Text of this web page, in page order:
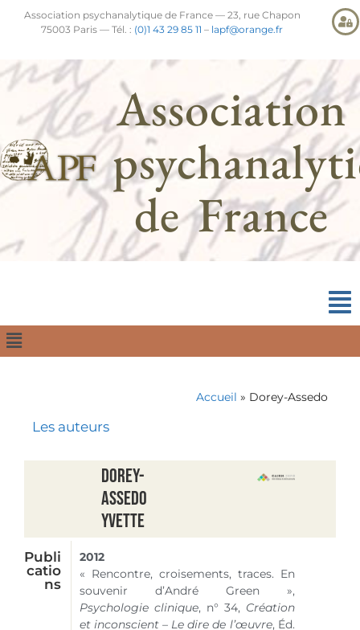
Association psychanalytique de France — 23, rue Chapon
75003 Paris — Tél. : (0)1 43 29 85 11 – lapf@orange.fr
Association
de France
Accueil » Dorey-Assedo
Les auteurs
Dorey-
Assedo
Yvette
Publi
catio
ns
2012
« Rencontre, croisements, traces. En
souvenir d’André Green »,
Psychologie clinique, n° 34, Création
et inconscient – Le dire de l’œuvre, Éd.